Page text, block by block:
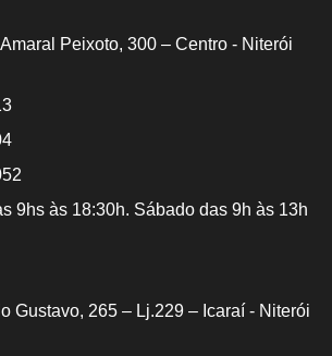
Peixoto, 300 – Centro - Niterói
9hs às 18:30h. Sábado das 9h às 13h
Gustavo, 265 – Lj.229 – Icaraí - Niterói